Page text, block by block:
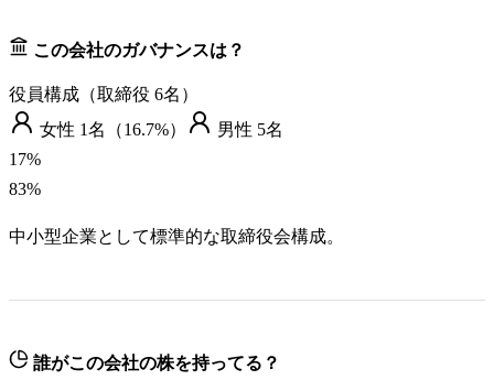
この会社のガバナンスは？
役員構成（取締役 6名）
女性 1名（16.7%） 男性 5名
17%
83%
中小型企業として標準的な取締役会構成。
誰がこの会社の株を持ってる？